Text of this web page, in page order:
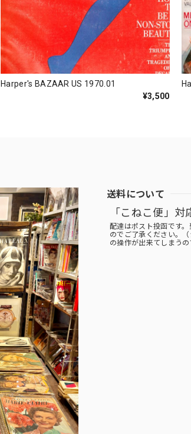
Harper's BAZAAR US 1970.01
¥3,500
送料について
「こねこ便」対
配達はポスト投函です
のでご了承ください。
の操作が出来てしまうの